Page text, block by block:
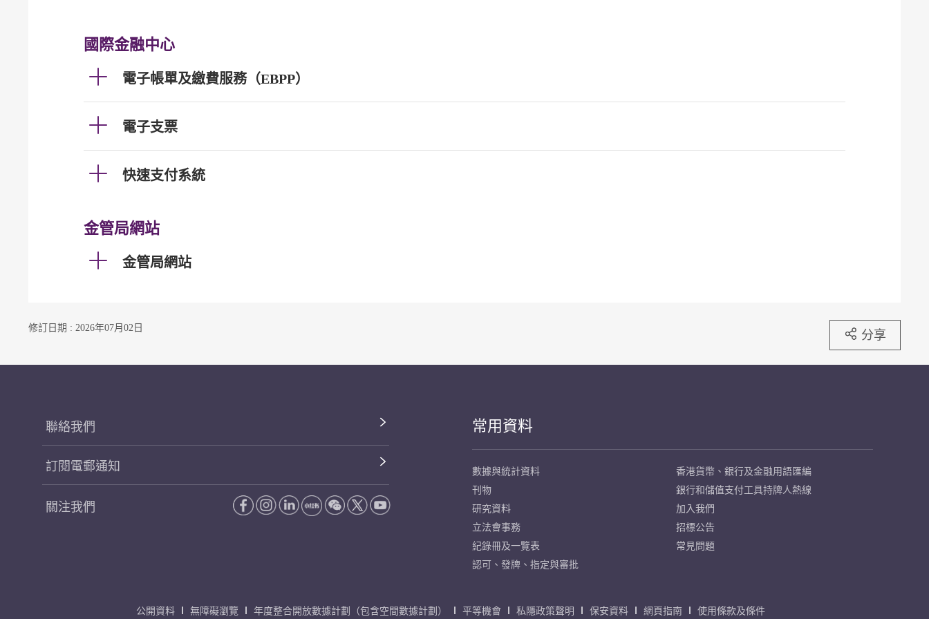
國際金融中心
電子帳單及繳費服務（EBPP）
電子支票
快速支付系統
金管局網站
金管局網站
修訂日期 : 2026年07月02日 分享
聯絡我們
訂閱電郵通知
關注我們
常用資料
數據與統計資料
刊物
研究資料
立法會事務
紀錄冊及一覽表
認可、發牌、指定與審批
香港貨幣、銀行及金融用語匯編
銀行和儲值支付工具持牌人熱線
加入我們
招標公告
常見問題
公開資料 無障礙瀏覽 年度整合開放數據計劃（包含空間數據計劃） 平等機會 私隱政策聲明 保安資料 網頁指南 使用條款及條件